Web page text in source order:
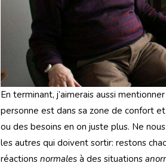
En terminant, j’aimerais aussi
personne est dans sa zone de confort
ou des besoins en on juste plus. Ne
les autres qui doivent sortir: restons
réactions normales à des situations